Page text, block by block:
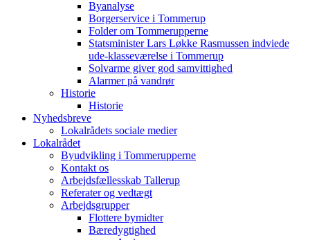
Byanalyse
Borgerservice i Tommerup
Folder om Tommerupperne
Statsminister Lars Løkke Rasmussen indviede
ude-klasseværelse i Tommerup
Solvarme giver god samvittighed
Alarmer på vandrør
Historie
Historie
Nyhedsbreve
Lokalrådets sociale medier
Lokalrådet
Byudvikling i Tommerupperne
Kontakt os
Arbejdsfællesskab Tallerup
Referater og vedtægt
Arbejdsgrupper
Flottere bymidter
Bæredygtighed